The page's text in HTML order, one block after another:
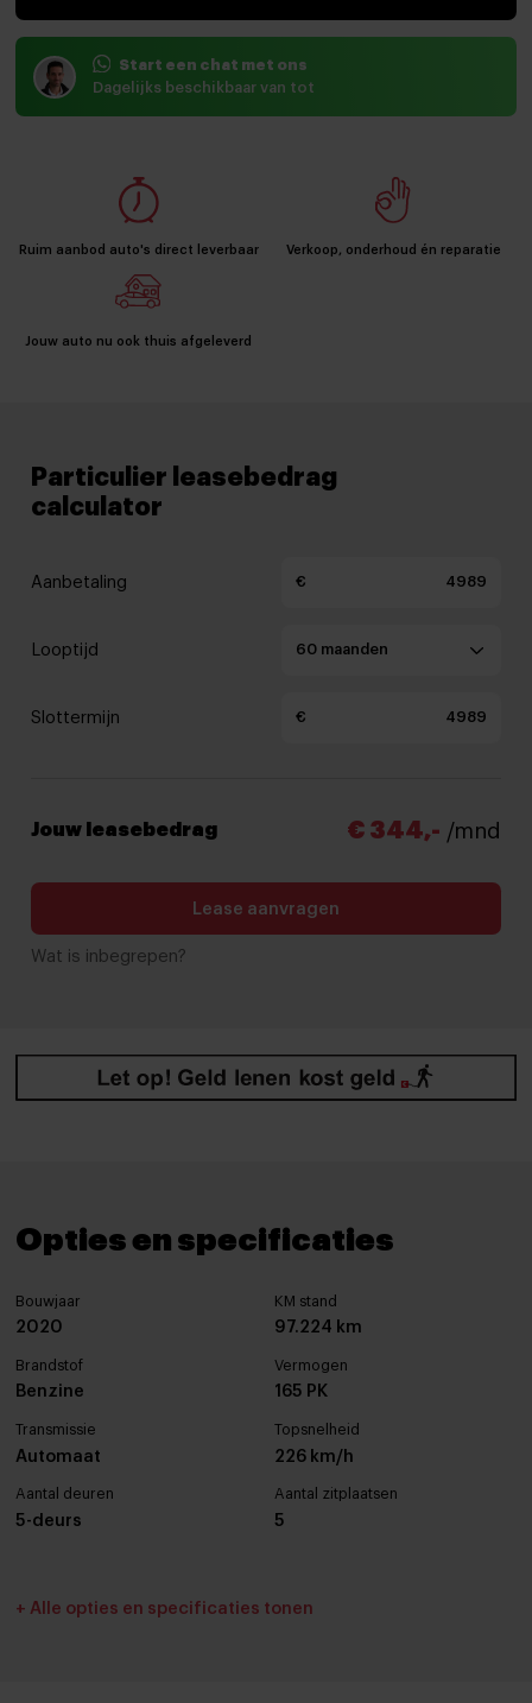
Start een chat met ons
Dagelijks beschikbaar van tot
Ruim aanbod auto's direct leverbaar Verkoop, onderhoud én reparatie
Jouw auto nu ook thuis afgeleverd
Particulier leasebedrag
calculator
Aanbetaling €
Looptijd
Slottermijn €
Jouw leasebedrag € 344,- /mnd
Lease aanvragen
Wat is inbegrepen?
Opties en specificaties
Bouwjaar
2020
KM stand
97.224 km
Brandstof
Benzine
Vermogen
165 PK
Transmissie
Automaat
Topsnelheid
226 km/h
Aantal deuren
5-deurs
Aantal zitplaatsen
5
Interieurkleur Bekleding
+ Alle opties en specificaties tonen